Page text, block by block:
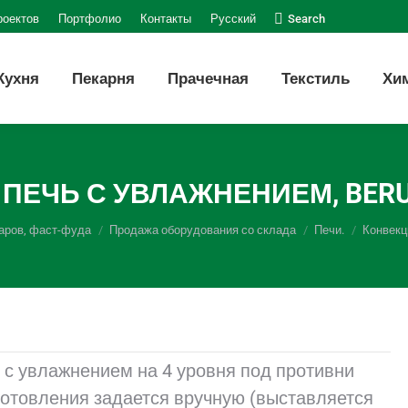
Портфолио Контакты Русский Поиск:
Search
Пекарня Прачечная Текстиль
С УВЛАЖНЕНИЕМ,
фаст-фуда Продажа оборудования со склада Печи.
увлажнением на 4 уровня под противни
задается вручную (выставляется